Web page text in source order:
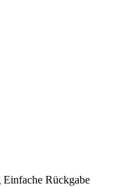
Einfache Rückgabe